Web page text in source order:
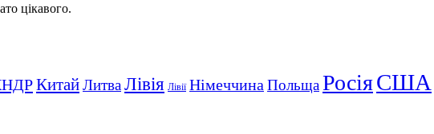
цікавого.
КитайЛитваЛівія Лівії Німеччина ПольщаРосіяСША